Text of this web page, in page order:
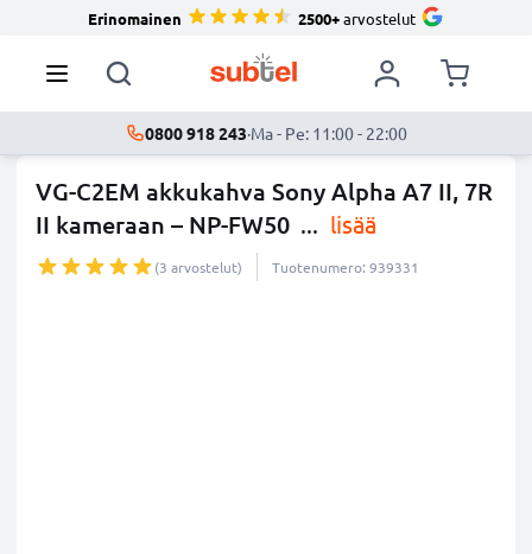
Erinomainen 2500+arvostelut
0800 918 243·Ma - Pe: 11:00 - 22:00
VG-C2EM akkukahva Sony Alpha A7 II, 7R
II kameraan – NP-FW50 ... lisää
(3 arvostelut) Tuotenumero: 939331